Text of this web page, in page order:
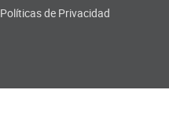
Políticas de Privacidad